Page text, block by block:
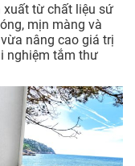
xuất từ chất liệu sứ
mịn màng và
nâng cao giá trị
nghiệm tắm thư